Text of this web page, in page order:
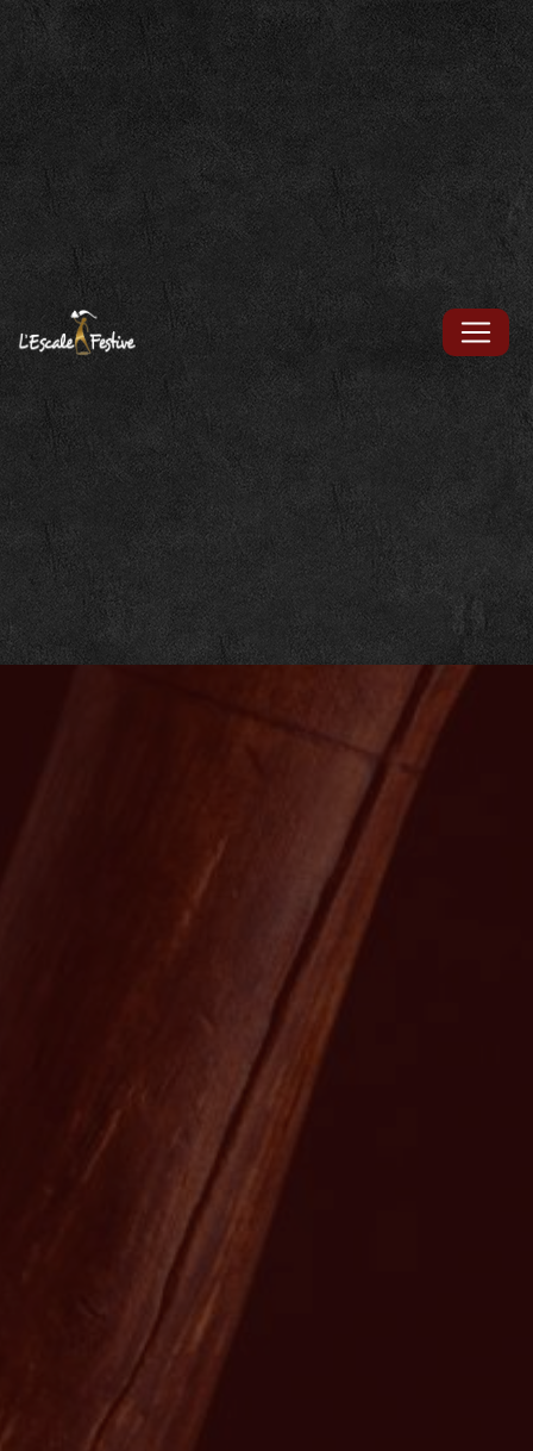
Panneau de gestion des cookies